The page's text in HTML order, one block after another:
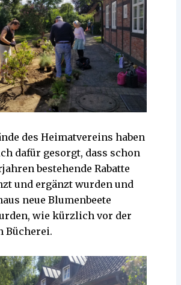
des Heimatvereins haben
dafür gesorgt, dass schon
bestehende Rabatte
und ergänzt wurden und
neue Blumenbeete
wie kürzlich vor der
Bücherei.